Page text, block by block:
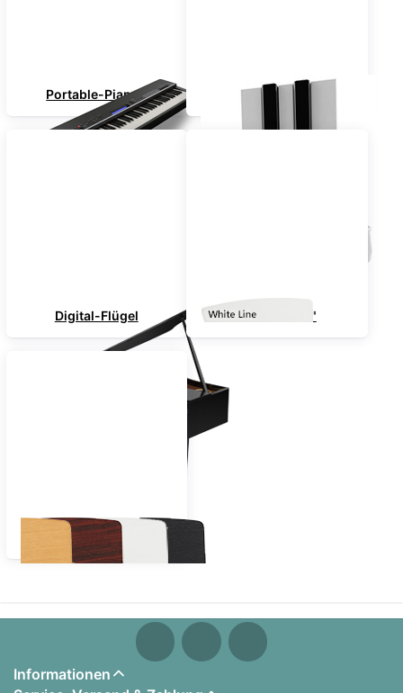
Portable-Pianos TOP-PREIS !
Digital-Flügel "White-Line"
Nach Farben sortiert
Informationen